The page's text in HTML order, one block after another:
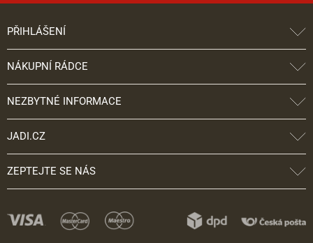
PŘIHLÁŠENÍ
NÁKUPNÍ RÁDCE
NEZBYTNÉ INFORMACE
JADI.CZ
ZEPTEJTE SE NÁS